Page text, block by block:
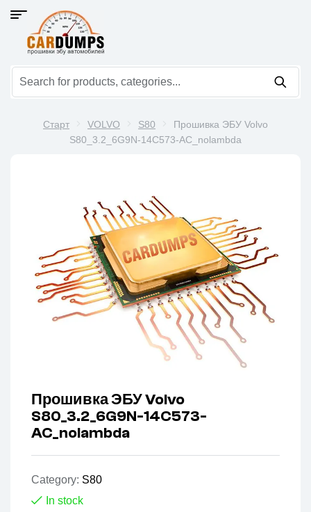
Старт VOLVO S80
Прошивка ЭБУ Volvo
S80_3.2_6G9N-14C573-AC_nolambda
Прошивка ЭБУ Volvo
S80_3.2_6G9N-14C573-
AC_nolambda
Category: S80
In stock